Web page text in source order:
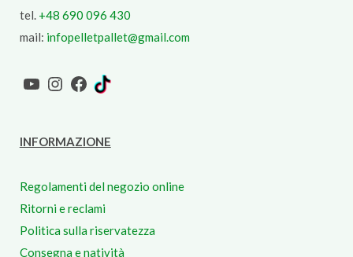
tel. +48 690 096 430
mail: infopelletpallet@gmail.com
YouTube
Instagram
Facebook
TikTok
INFORMAZIONE
Regolamenti del negozio online
Ritorni e reclami
Politica sulla riservatezza
Consegna e natività